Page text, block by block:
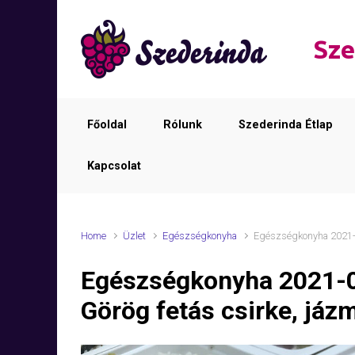
Főoldal Rólunk Szederinda Étlap
Kapcsolat
Home Üzlet Egészségkonyha Egészségkonyha
Egészségkonyha
Görög fetás csirke,